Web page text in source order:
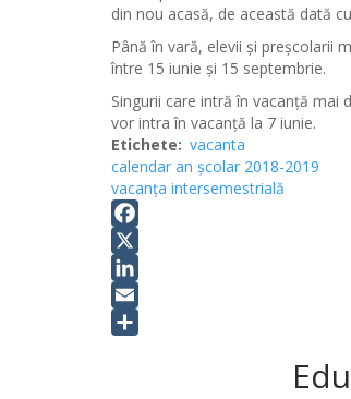
din nou acasă, de această dată
Până în vară, elevii și preșcolarii
între 15 iunie și 15 septembrie.
Singurii care intră în vacanță mai
vor intra în vacanță la 7 iunie.
Etichete
vacanta
calendar an școlar 2018-2019
vacanța intersemestrială
Facebook
X
LinkedIn
Email